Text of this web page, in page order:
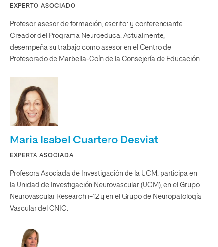
EXPERTO ASOCIADO
Profesor, asesor de formación, escritor y conferenciante.
Creador del Programa Neuroeduca. Actualmente,
desempeña su trabajo como asesor en el Centro de
Profesorado de Marbella-Coín de la Consejería de Educación.
Maria Isabel Cuartero Desviat
EXPERTA ASOCIADA
Profesora Asociada de Investigación de la UCM, participa en
la Unidad de Investigación Neurovascular (UCM), en el Grupo
Neurovascular Research i+12 y en el Grupo de Neuropatología
Vascular del CNIC.